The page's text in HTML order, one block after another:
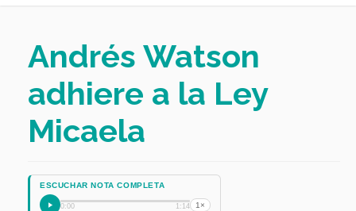
Andrés Watson
adhiere a la Ley
Micaela
ESCUCHAR NOTA COMPLETA
0:00 1:14 1×